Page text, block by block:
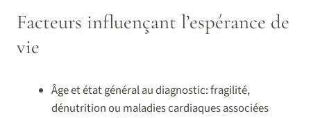
Facteurs influençant l’espérance de
vie
Âge et état général au diagnostic: fragilité,
dénutrition ou maladies cardiaques associées